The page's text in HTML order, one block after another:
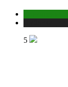
5